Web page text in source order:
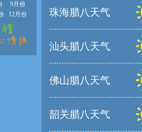
9月份
12月份 珠海腊八天气
汕头腊八天气
佛山腊八天气
韶关腊八天气